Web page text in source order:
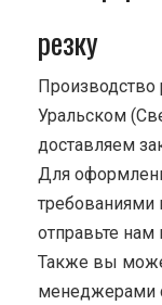
резку
Уральском
доставляем
Для
требованиями
отправьте нам
Также вы
менеджерами